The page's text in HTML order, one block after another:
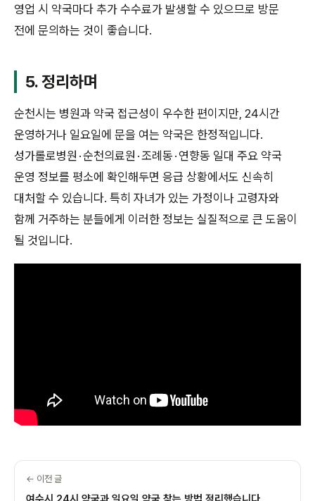
영업 시 약국마다 추가 수수료가 발생할 수 있으므로 방문
전에 문의하는 것이 좋습니다.
5. 정리하며
순천시는 병원과 약국 접근성이 우수한 편이지만, 24시간
운영하거나 일요일에 문을 여는 약국은 한정적입니다.
성가롤로병원 · 순천의료원 · 조례동 · 연향동 일대 주요 약국
운영 정보를 평소에 확인해두면 응급 상황에서도 신속히
대처할 수 있습니다. 특히 자녀가 있는 가정이나 고령자와
함께 거주하는 분들에게 이러한 정보는 실질적으로 큰 도움이
될 것입니다.
← 이전 글